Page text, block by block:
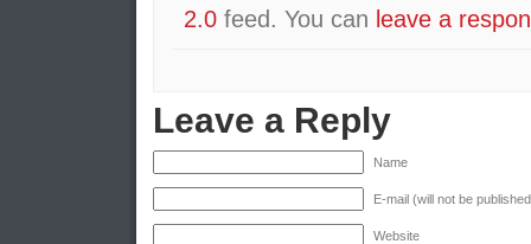
2.0feed. You can leave a
Leave a Reply
Name
E-mail (will not be
Website